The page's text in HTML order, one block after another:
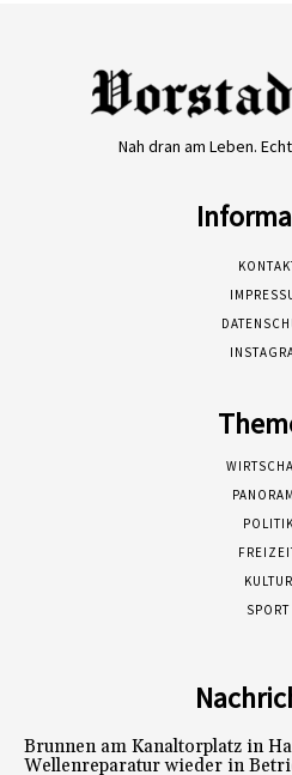
Nah dran am Leben.
KULTUR
SPORT
Brunnen am Kanaltorplatz in
Wellenreparatur wieder in